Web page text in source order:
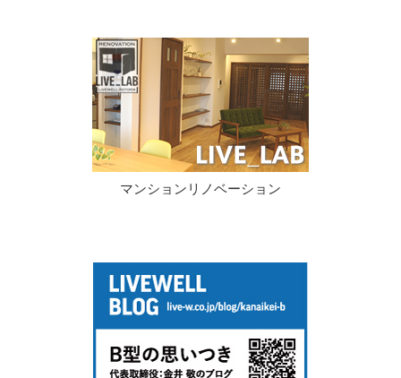
マンションリノベーション